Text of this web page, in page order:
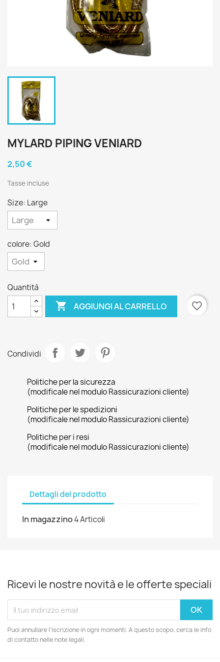
MYLARD PIPING VENIARD
2,50 €
Tasse incluse
Size: Large
colore: Gold
Quantità
 AGGIUNGI AL CARRELLO favorite_border
Condividi
Politiche per la sicurezza
(modificale nel modulo Rassicurazioni cliente)
Politiche per le spedizioni
(modificale nel modulo Rassicurazioni cliente)
Politiche per i resi
(modificale nel modulo Rassicurazioni cliente)
Dettagli del prodotto
In magazzino4 Articoli
Ricevi le nostre novità e le offerte speciali
Puoi annullare l'iscrizione in ogni momenti. A questo scopo, cerca le info
di contatto nelle note legali.